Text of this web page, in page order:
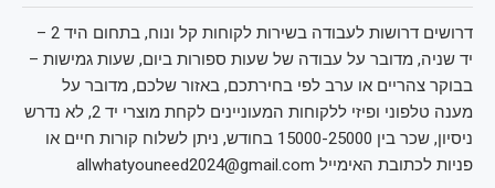
דרושים דרושות לעבודה בשירות לקוחות קל ונוח, בתחום היד 2 –
יד שניה, מדובר על עבודה של שעות ספורות ביום, שעות גמישות –
בבוקר צהריים או ערב לפי בחירתכם, באזור שלכם, מדובר על
מענה טלפוני ופיזי ללקוחות המעוניינים לקחת מוצרי יד 2, לא נדרש
ניסיון, שכר בין 15000-25000 בחודש, ניתן לשלוח קורות חיים או
פניות לכתובת האימייל allwhatyouneed2024@gmail.com